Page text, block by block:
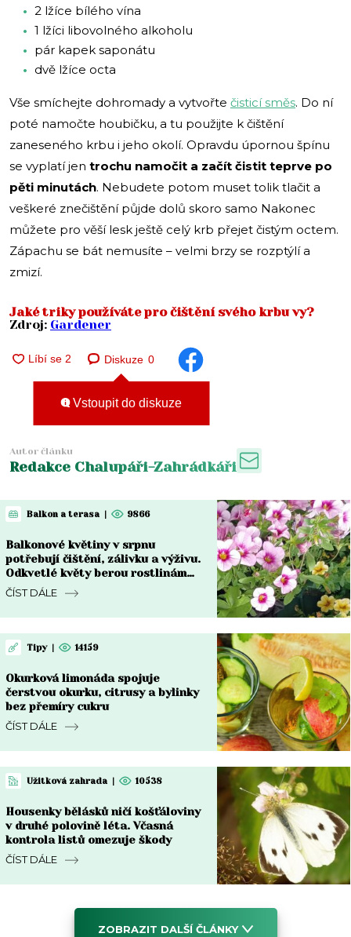
2 lžíce bílého vína
1 lžíci libovolného alkoholu
pár kapek saponátu
dvě lžíce octa
Vše smíchejte dohromady a vytvořte čisticí směs. Do ní
poté namočte houbičku, a tu použijte k čištění
zaneseného krbu i jeho okolí. Opravdu úpornou špínu
se vyplatí jen trochu namočit a začít čistit teprve po
pěti minutách. Nebudete potom muset tolik tlačit a
veškeré znečištění půjde dolů skoro samo Nakonec
můžete pro věší lesk ještě celý krb přejet čistým octem.
Zápachu se bát nemusíte – velmi brzy se rozptýlí a
zmizí.
Jaké triky používáte pro čištění svého krbu vy?
Zdroj: Gardener
Diskuze 0
Vstoupit do diskuze
Autor článku
Redakce Chalupáři-Zahrádkáři
Balkon a terasa | 9866
Balkonové květiny v srpnu
potřebují čištění, zálivku a výživu.
Odkvetlé květy berou rostlinám
sílu
ČÍST DÁLE
Tipy | 14159
Okurková limonáda spojuje
čerstvou okurku, citrusy a bylinky
bez přemíry cukru
ČÍST DÁLE
Užitková zahrada | 10538
Housenky bělásků ničí košťáloviny
v druhé polovině léta. Včasná
kontrola listů omezuje škody
ČÍST DÁLE
ZOBRAZIT DALŠÍ ČLÁNKY